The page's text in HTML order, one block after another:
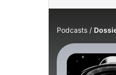
Podcasts